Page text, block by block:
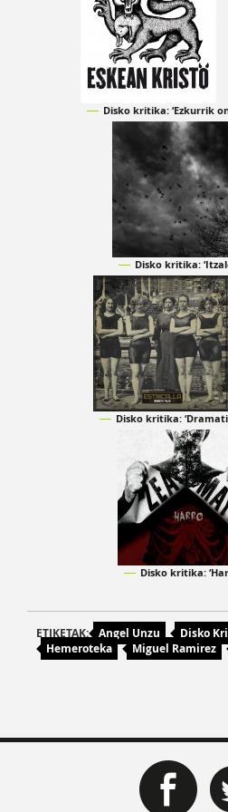
Disko kritika: ‘Ezkurrik
Disko kritika:
Disko kritika:
Disko kritika:
ETIKETAK: Angel Unzu Disko
Hemeroteka
Miguel Ramirez